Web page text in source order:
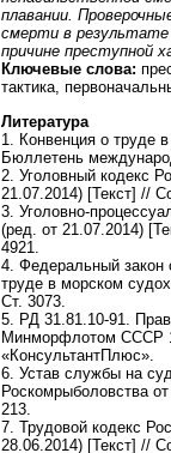
плавании.
смерти в результате
причине преступной
Ключевые слова:
тактика,
Литература
1. Конвенция о труде
Бюллетень
2. Уголовный кодекс
21.07.2014) [Текст] //
3. Уголовно-
(ред. от 21.07.2014)
4921.
4. Федеральный закон
труде в морском
Ст. 3073.
5. РД 31.81.10-91.
Минморфлотом СССР
«КонсультантПлюс».
6. Устав службы на
Роскомрыболовства
213.
7. Трудовой кодекс
28.06.2014) [Текст] //